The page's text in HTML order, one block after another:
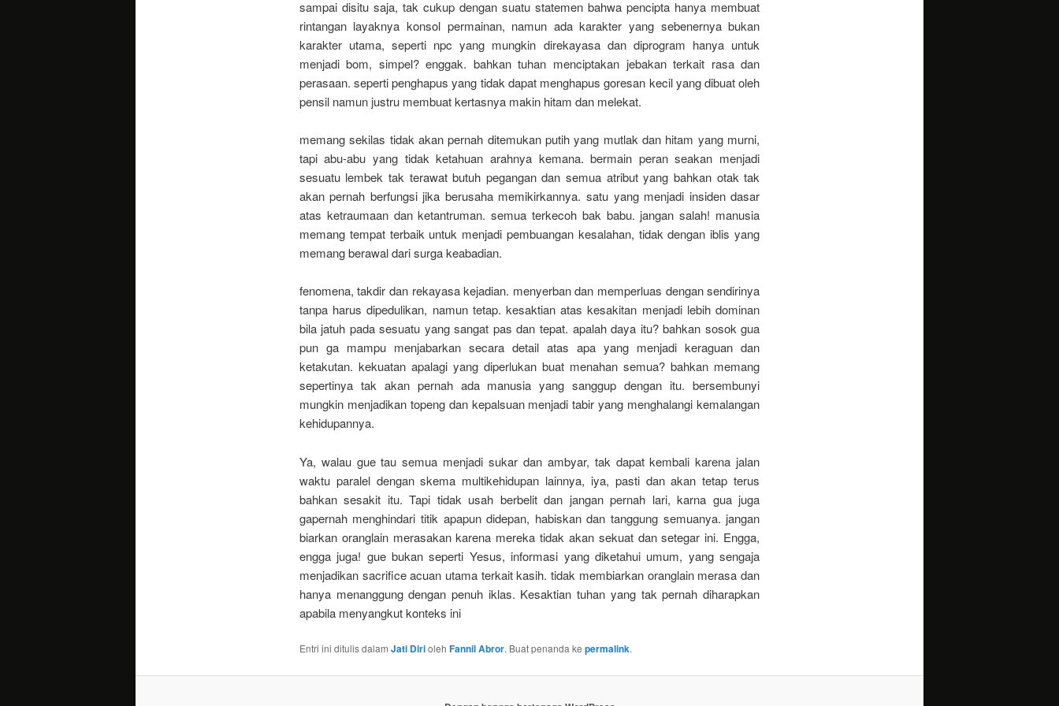
sampai disitu saja, tak cukup dengan suatu statemen bahwa pencipta hanya membuat
rintangan layaknya konsol permainan, namun ada karakter yang sebenernya bukan
karakter utama, seperti npc yang mungkin direkayasa dan diprogram hanya untuk
menjadi bom, simpel? enggak. bahkan tuhan menciptakan jebakan terkait rasa dan
perasaan. seperti penghapus yang tidak dapat menghapus goresan kecil yang dibuat oleh
pensil namun justru membuat kertasnya makin hitam dan melekat.
memang sekilas tidak akan pernah ditemukan putih yang mutlak dan hitam yang murni,
tapi abu-abu yang tidak ketahuan arahnya kemana. bermain peran seakan menjadi
sesuatu lembek tak terawat butuh pegangan dan semua atribut yang bahkan otak tak
akan pernah berfungsi jika berusaha memikirkannya. satu yang menjadi insiden dasar
atas ketraumaan dan ketantruman. semua terkecoh bak babu. jangan salah! manusia
memang tempat terbaik untuk menjadi pembuangan kesalahan, tidak dengan iblis yang
memang berawal dari surga keabadian.
fenomena, takdir dan rekayasa kejadian. menyerban dan memperluas dengan sendirinya
tanpa harus dipedulikan, namun tetap. kesaktian atas kesakitan menjadi lebih dominan
bila jatuh pada sesuatu yang sangat pas dan tepat. apalah daya itu? bahkan sosok gua
pun ga mampu menjabarkan secara detail atas apa yang menjadi keraguan dan
ketakutan. kekuatan apalagi yang diperlukan buat menahan semua? bahkan memang
sepertinya tak akan pernah ada manusia yang sanggup dengan itu. bersembunyi
mungkin menjadikan topeng dan kepalsuan menjadi tabir yang menghalangi kemalangan
kehidupannya.
Ya, walau gue tau semua menjadi sukar dan ambyar, tak dapat kembali karena jalan
waktu paralel dengan skema multikehidupan lainnya, iya, pasti dan akan tetap terus
bahkan sesakit itu. Tapi tidak usah berbelit dan jangan pernah lari, karna gua juga
gapernah menghindari titik apapun didepan, habiskan dan tanggung semuanya. jangan
biarkan oranglain merasakan karena mereka tidak akan sekuat dan setegar ini. Engga,
engga juga! gue bukan seperti Yesus, informasi yang diketahui umum, yang sengaja
menjadikan sacrifice acuan utama terkait kasih. tidak membiarkan oranglain merasa dan
hanya menanggung dengan penuh iklas. Kesaktian tuhan yang tak pernah diharapkan
apabila menyangkut konteks ini
Entri ini ditulis dalam Jati Dirioleh Fannil Abror. Buat penanda ke permalink.